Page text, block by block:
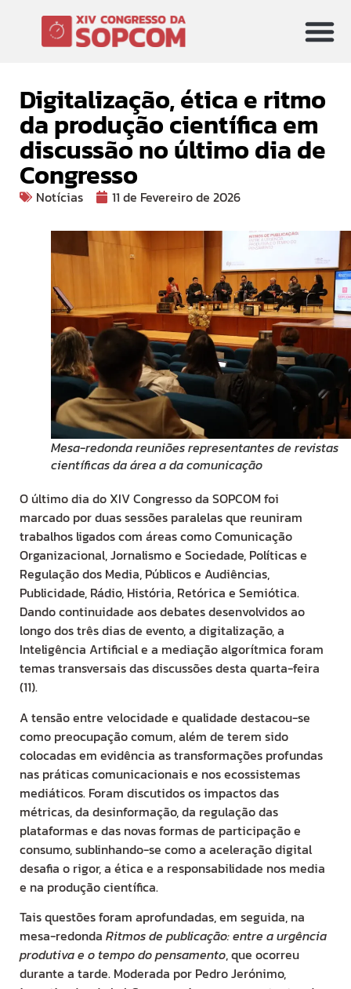
Digitalização, ética e ritmo
da produção científica em
discussão no último dia de
Congresso
Notícias 11 de Fevereiro de 2026
Mesa-redonda reuniões representantes de revistas
científicas da área a da comunicação
O último dia do XIV Congresso da SOPCOM foi
marcado por duas sessões paralelas que reuniram
trabalhos ligados com áreas como Comunicação
Organizacional, Jornalismo e Sociedade, Políticas e
Regulação dos Media, Públicos e Audiências,
Publicidade, Rádio, História, Retórica e Semiótica.
Dando continuidade aos debates desenvolvidos ao
longo dos três dias de evento, a digitalização, a
Inteligência Artificial e a mediação algorítmica foram
temas transversais das discussões desta quarta-feira
(11).
A tensão entre velocidade e qualidade destacou-se
como preocupação comum, além de terem sido
colocadas em evidência as transformações profundas
nas práticas comunicacionais e nos ecossistemas
mediáticos. Foram discutidos os impactos das
métricas, da desinformação, da regulação das
plataformas e das novas formas de participação e
consumo, sublinhando-se como a aceleração digital
desafia o rigor, a ética e a responsabilidade nos media
e na produção científica.
Tais questões foram aprofundadas, em seguida, na
mesa-redonda Ritmos de publicação: entre a urgência
produtiva e o tempo do pensamento, que ocorreu
durante a tarde. Moderada por Pedro Jerónimo,